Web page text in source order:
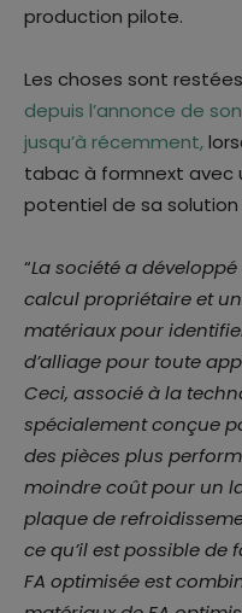
production pilote.
Les choses sont
depuis l’annonce de
jusqu’à récemment,
tabac à formnext avec
potentiel de sa
“La société a
calcul propriétaire et
matériaux pour
d’alliage pour toute
Ceci, associé à la
spécialement conçue
des pièces plus
moindre coût pour un
plaque de
ce qu’il est possible de
FA optimisée est